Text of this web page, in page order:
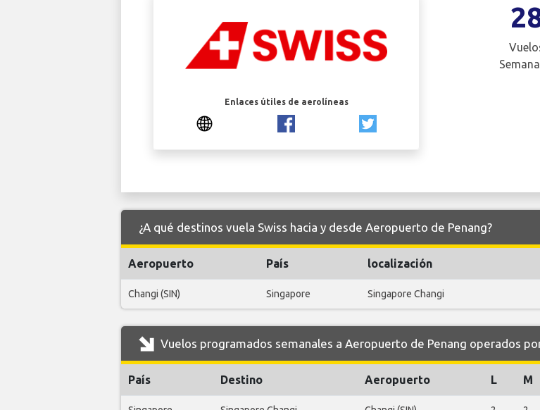
Enlaces útiles de aerolíneas
¿A qué destinos vuela Swiss hacia y desde Aeropuerto de Penang?
Aeropuerto País localización
Changi (SIN) Singapore Singapore Changi
Vuelos programados semanales a Aeropuerto de Penang operados
País Destino Aeropuerto L M